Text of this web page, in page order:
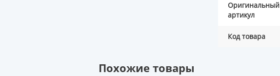
Оригинальный
артикул
Код товара
Похожие товары